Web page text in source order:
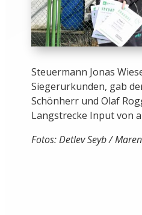
Steuermann Jonas
Siegerurkunden, gab
Schönherr und Olaf
Langstrecke Input von
Fotos: Detlev Seyb /